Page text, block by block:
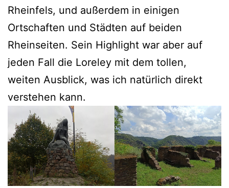
Rheinfels, und außerdem in einigen
Ortschaften und Städten auf beiden
Rheinseiten. Sein Highlight war aber auf
jeden Fall die Loreley mit dem tollen,
weiten Ausblick, was ich natürlich direkt
verstehen kann.